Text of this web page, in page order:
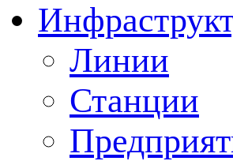
Линии
Станции